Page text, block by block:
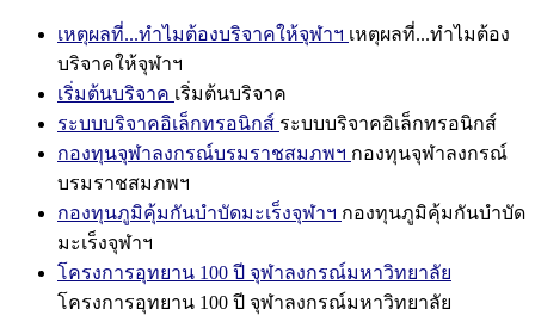
เหตุผลที่...ทำไมต้องบริจาคให้จุฬาฯ เหตุผลที่...ทำไมต้อง
บริจาคให้จุฬาฯ
เริ่มต้นบริจาค เริ่มต้นบริจาค
ระบบบริจาคอิเล็กทรอนิกส์ ระบบบริจาคอิเล็กทรอนิกส์
กองทุนจุฬาลงกรณ์บรมราชสมภพฯ กองทุนจุฬาลงกรณ์
บรมราชสมภพฯ
กองทุนภูมิคุ้มกันบำบัดมะเร็งจุฬาฯ กองทุนภูมิคุ้มกันบำบัด
มะเร็งจุฬาฯ
โครงการอุทยาน 100 ปี จุฬาลงกรณ์มหาวิทยาลัย
โครงการอุทยาน 100 ปี จุฬาลงกรณ์มหาวิทยาลัย